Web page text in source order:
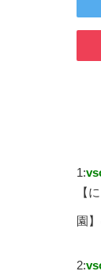
1:
【
園
2: